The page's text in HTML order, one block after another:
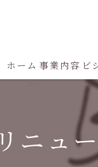
ホーム 事業内容 ビ
ニュ